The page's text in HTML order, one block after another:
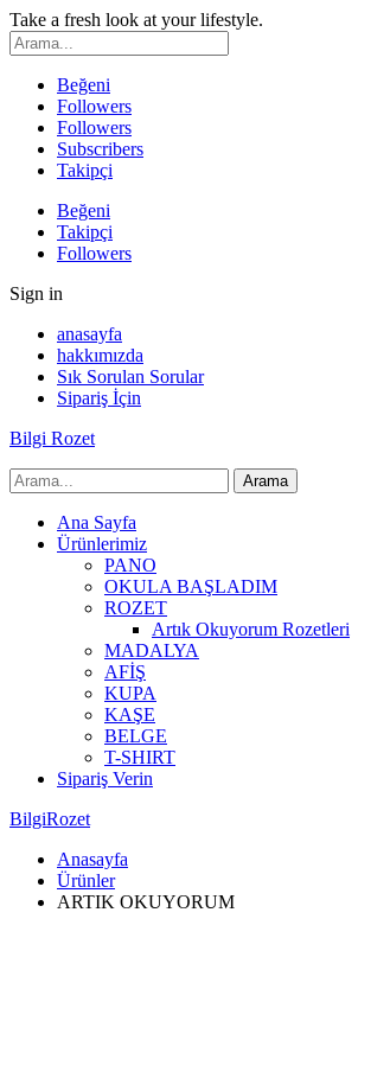
Take a fresh look at your lifestyle.
Beğeni
Followers
Followers
Subscribers
Takipçi
Beğeni
Takipçi
Followers
Sign in
anasayfa
hakkımızda
Sık Sorulan Sorular
Sipariş İçin
Bilgi Rozet
Ana Sayfa
Ürünlerimiz
PANO
OKULA BAŞLADIM
ROZET
Artık Okuyorum Rozetleri
MADALYA
AFİŞ
KUPA
KAŞE
BELGE
T-SHIRT
Sipariş Verin
BilgiRozet
Anasayfa
Ürünler
ARTIK OKUYORUM